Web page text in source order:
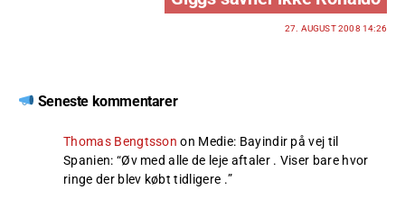
27. AUGUST 2008 14:26
Seneste kommentarer
Thomas Bengtsson on Medie: Bayindir på vej til
Spanien: “Øv med alle de leje aftaler . Viser bare hvor
ringe der blev købt tidligere .”